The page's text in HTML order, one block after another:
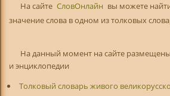
На сайте СловОнлайн вы можете
значение слова в одном из толковых
На данный момент на сайте
и энциклопедии
Толковый словарь живого